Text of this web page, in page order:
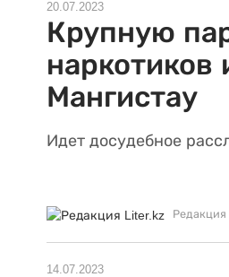
20.07.2023
Крупную
наркотиков
Мангистау
Идет досудебное
Редакция
14.07.2023